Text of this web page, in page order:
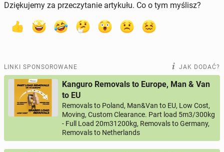
Dziękujemy za przeczytanie artykułu. Co o tym myślisz?
LINKI SPONSOROWANE JAK DODAĆ?
Kanguro Removals to Europe, Man & Van
to EU
Removals to Poland, Man&Van to EU, Low Cost,
Moving, Custom Clearance. Part load 5m3/300kg
- Full Load 20m31200kg, Removals to Germany,
Removals to Netherlands